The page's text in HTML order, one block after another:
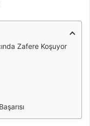
Zafere Koşuyor